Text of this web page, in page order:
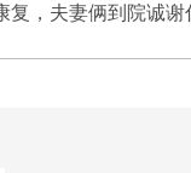
复，夫妻俩到院诚谢